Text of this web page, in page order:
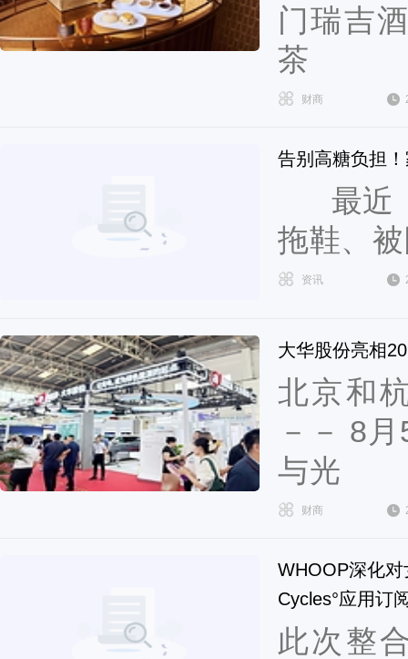
门瑞吉
茶
财商
告别高糖负担
最近，
拖鞋、
资讯
大华股份亮相
北京和
－－ 8
与光
财商
WHOOP深化
Cycles°应用订
此次整